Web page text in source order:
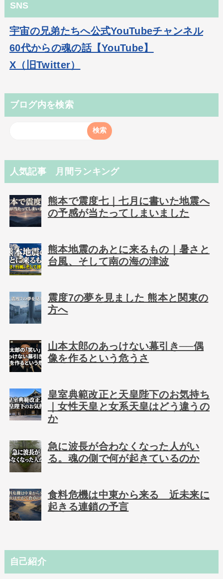
SNS
宇宙の兄弟たちへ公式YouTubeチャンネル
60代からの魂の話【YouTube】
X（旧Twitter）
ブログ内を検索
人気記事 月間ランキング
熊本で震度七｜七月に書いた地震へ
の予感が当たってしまいました
熊本地震のあとに来るもの｜暑さと
台風、そして南の海の津波
震度7の夢を見ました 熊本と関東の
方へ
山本太郎のあっけない幕引き──偶
像を作るという危うさ
皇室典範改正と天皇陛下のお気持ち
｜女性天皇と女系天皇はどう違うの
か
急に波長が合わなくなった人がい
る。魂の側で何が起きているのか
食料危機は中東から来る 近未来に
起きる連鎖の予言
自己紹介